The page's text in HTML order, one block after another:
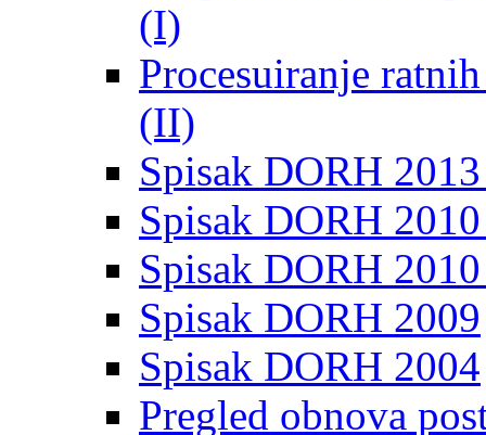
(I)
Procesuiranje
(II)
Spisak DORH
Spisak DORH
Spisak DORH
Spisak DORH 2009
Spisak DORH 2004
Pregled obnova